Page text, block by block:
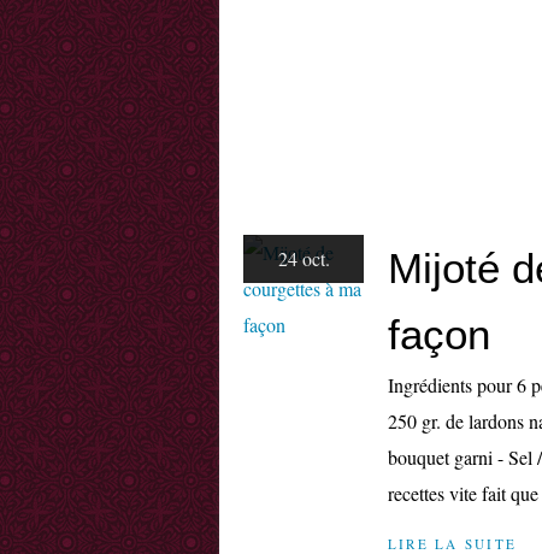
24 oct.
Mijoté
façon
Ingrédients pour 6
250 gr. de lardons
bouquet garni - Sel
recettes vite fait que
LIRE LA SUITE